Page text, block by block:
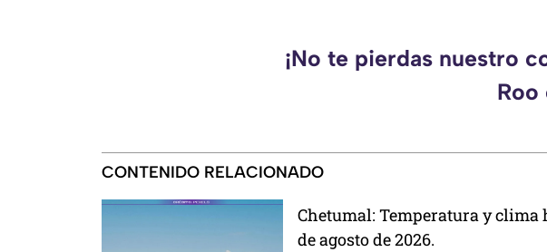
¡No te pierdas nuestro
Roo
CONTENIDO RELACIONADO
Chetumal: Temperatura y clima
de agosto de 2026.